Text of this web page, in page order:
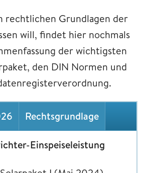
rechtlichen Grundlagen der
will, findet hier nochmals
der wichtigsten
den DIN Normen und
Rechtsgrundlage
Einspeiseleistung